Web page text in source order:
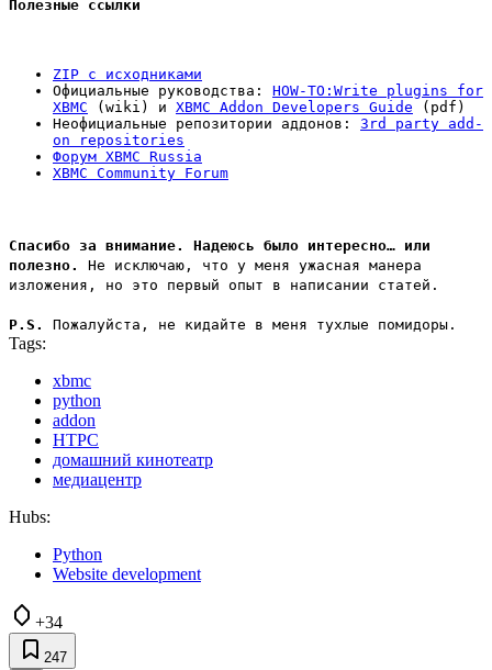
Полезные ссылки
ZIP с исходниками
Официальные руководства: HOW-TO:Write plugins for
XBMC (wiki) и XBMC Addon Developers Guide (pdf)
Неофициальные репозитории аддонов: 3rd party add-
on repositories
Форум XBMC Russia
XBMC Community Forum
Спасибо за внимание. Надеюсь было интересно… или
полезно.
Не исключаю, что у меня ужасная манера
изложения, но это первый опыт в написании статей.
P.S. Пожалуйста, не кидайте в меня тухлые помидоры.
Tags:
xbmc
python
addon
HTPC
домашний кинотеатр
медиацентр
Hubs:
Python
Website development
+34
247